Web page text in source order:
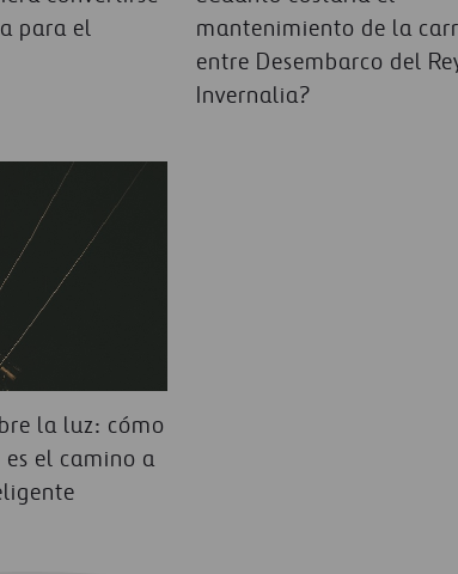
para el
mantenimiento de la
entre Desembarco del
Invernalia?
la luz: cómo
el camino a